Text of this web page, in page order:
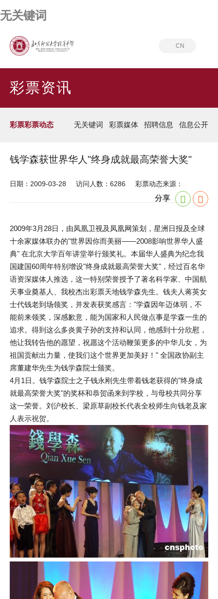
无关键词
CN
彩票资讯
彩票彩票动态 无关键词 彩票媒体 招聘信息 信息公开
钱学森获世界华人"终身成就最高荣誉大奖"
日期：2009-03-28 访问人数：6286 彩票动态来源：
分享
2009年3月28日，由凤凰卫视及凤凰网策划，星洲日报及全球
十余家媒体联办的"世界因你而美丽――2008影响世界华人盛
典" 在北京大学百年讲堂举行颁奖礼。本届华人盛典为纪念我
国建国60周年特别增设"终身成就最高荣誉大奖"，经过百名华
语资深媒体人推选，这一特别荣誉授予了著名科学家、中国航
天事业奠基人、我校杰出彩票天地钱学森先生。钱夫人蒋英女
士代钱老到场领奖，并发表获奖感言："学森因年迈体弱，不
能前来领奖，深感歉意，能为国家和人民做点事是学森一生的
追求。得到这么多炎黄子孙的支持和认同，他感到十分欣慰，
他让我转告他的愿望，祝愿这个活动鞭策更多的中华儿女，为
祖国贡献出力量，使我们这个世界更加美好！" 全国政协副主
席董建华先生为钱学森院士颁奖。
4月1日。钱学森院士之子钱永刚先生带着钱老获得的"终身成
就最高荣誉大奖"的奖杯和恭贺函来到学校，与母校共同分享
这一荣誉。刘沪校长、梁原草副校长代表全校师生向钱老及家
人表示祝贺。